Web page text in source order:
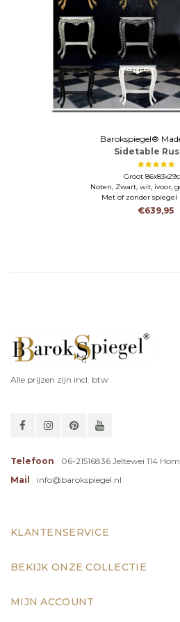
Barokspiegel®
Sidetable
Groot
Noten, Zwart, wit, ivoor,
Met of zonder
€639,95
Alle prijzen zijn incl. btw
Telefoon
06-21516836 Jeltewei 114
Mail
info@barokspiegel.nl
KLANTENSERVICE
BEKIJK ONZE COLLECTIE
MIJN ACCOUNT